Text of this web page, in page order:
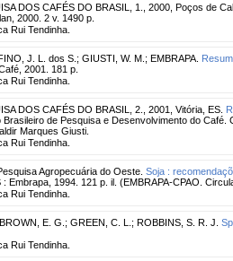
DOS CAFÉS DO BRASIL, 1., 2000, Poços de
2000. 2 v. 1490 p.
Rui Tendinha.
J. L. dos S. ; GIUSTI, W. M. ; EMBRAPA.
2001. 181 p.
Rui Tendinha.
DOS CAFÉS DO BRASIL, 2., 2001, Vitória, ES.
de Pesquisa e Desenvolvimento do
Marques Giusti.
Rui Tendinha.
Agropecuária do Oeste. Soja :
Embrapa, 1994. 121 p. il. (EMBRAPA-CPAO.
Rui Tendinha.
BROWN, E. G. ; GREEN, C. L. ; ROBBINS, S. R. J.
Rui Tendinha.